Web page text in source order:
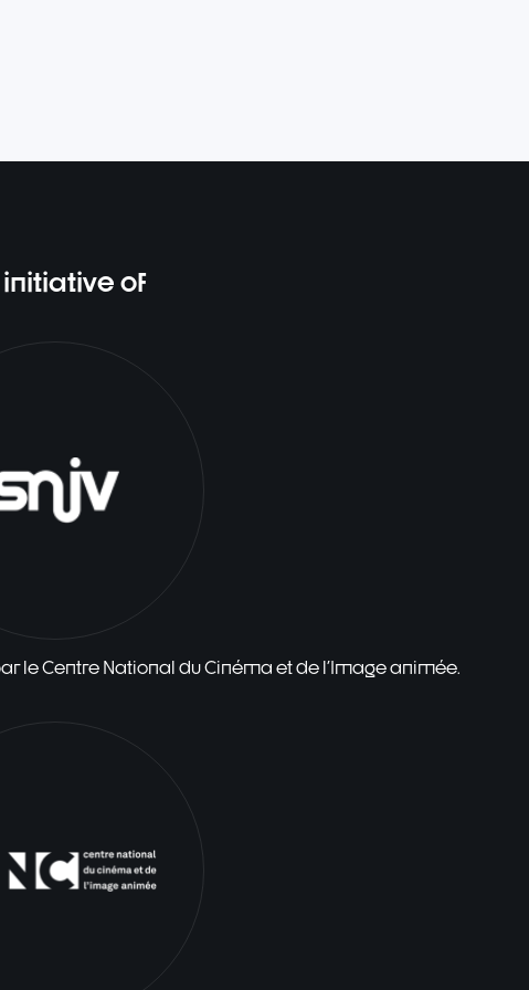
initiative of
le Centre National du Cinéma et de l'Image animée.